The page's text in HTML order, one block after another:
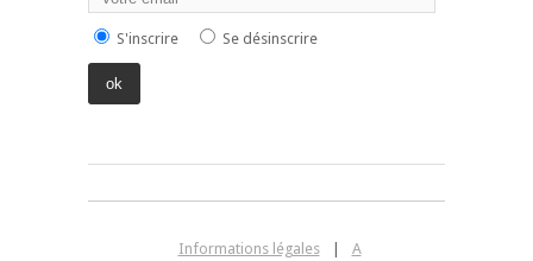
S'inscrire Se désinscrire
Informations légales |
A